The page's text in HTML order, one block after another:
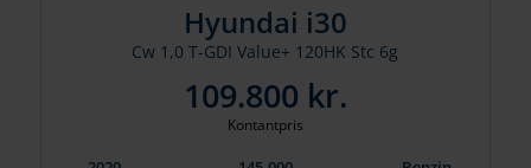
Hyundai i30
Cw 1,0 T-GDI Value+ 120HK Stc 6g
109.800 kr.
Kontantpris